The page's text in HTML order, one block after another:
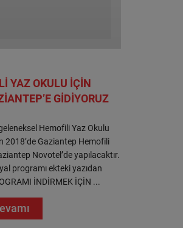
YAZ OKULU İÇİN
GİDİYORUZ
Hemofili Yaz Okulu
2018’de Gaziantep Hemofili
Novotel’de yapılacaktır.
programı ekteki yazıdan
İNDİRMEK İÇİN ...